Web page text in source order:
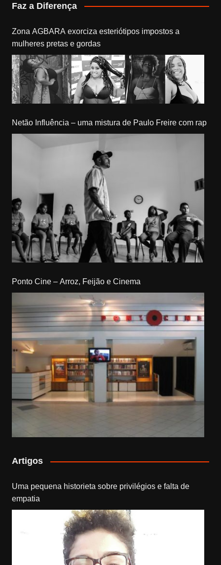
Faz a Diferença
Zona AGBARA exorciza esteriótipos impostos a
mulheres pretas e gordas
Netão Influência – uma mistura de Paulo Freire com rap
Ponto Cine – Arroz, Feijão e Cinema
Artigos
Uma pequena historieta sobre privilégios e falta de
empatia